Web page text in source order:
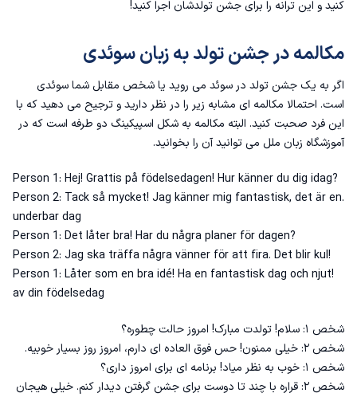
کنید و این ترانه را برای جشن تولدشان اجرا کنید!
مکالمه در جشن تولد به زبان سوئدی
اگر به یک جشن تولد در سوئد می روید یا شخص مقابل شما سوئدی
است. احتمالا مکالمه ای مشابه زیر را در نظر دارید و ترجیح می دهید که با
این فرد صحبت کنید. البته مکالمه به شکل اسپیکینگ دو طرفه است که در
آموزشگاه زبان ملل می توانید آن را بخوانید.
?Person 1: Hej! Grattis på födelsedagen! Hur känner du dig idag
.Person 2: Tack så mycket! Jag känner mig fantastisk, det är en
underbar dag
?Person 1: Det låter bra! Har du några planer för dagen
!Person 2: Jag ska träffa några vänner för att fira. Det blir kul
!Person 1: Låter som en bra idé! Ha en fantastisk dag och njut
av din födelsedag
شخص ۱: سلام! تولدت مبارک! امروز حالت چطوره؟
شخص ۲: خیلی ممنون! حس فوق العاده ای دارم، امروز روز بسیار خوبیه.
شخص ۱: خوب به نظر میاد! برنامه ای برای امروز داری؟
شخص ۲: قراره با چند تا دوست برای جشن گرفتن دیدار کنم. خیلی هیجان